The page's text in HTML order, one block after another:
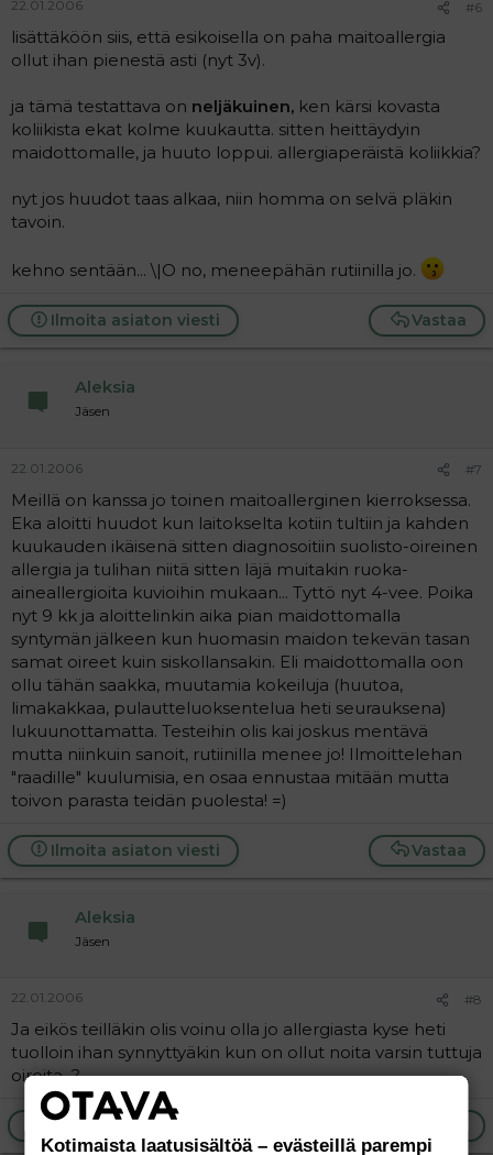
22.01.2006 #6
lisättäköön siis, että esikoisella on paha maitoallergia
ollut ihan pienestä asti (nyt 3v).
ja tämä testattava on neljäkuinen, ken kärsi kovasta
koliikista ekat kolme kuukautta. sitten heittäydyin
maidottomalle, ja huuto loppui. allergiaperäistä koliikkia?
nyt jos huudot taas alkaa, niin homma on selvä pläkin
tavoin.
kehno sentään... \|O no, meneepähän rutiinilla jo.
Vastaa
Ilmoita asiaton viesti
Aleksia
Jäsen
22.01.2006 #7
Meillä on kanssa jo toinen maitoallerginen kierroksessa.
Eka aloitti huudot kun laitokselta kotiin tultiin ja kahden
kuukauden ikäisenä sitten diagnosoitiin suolisto-oireinen
allergia ja tulihan niitä sitten läjä muitakin ruoka-
aineallergioita kuvioihin mukaan... Tyttö nyt 4-vee. Poika
nyt 9 kk ja aloittelinkin aika pian maidottomalla
syntymän jälkeen kun huomasin maidon tekevän tasan
samat oireet kuin siskollansakin. Eli maidottomalla oon
ollu tähän saakka, muutamia kokeiluja (huutoa,
limakakkaa, pulautteluoksentelua heti seurauksena)
lukuunottamatta. Testeihin olis kai joskus mentävä
mutta niinkuin sanoit, rutiinilla menee jo! Ilmoittelehan
"raadille" kuulumisia, en osaa ennustaa mitään mutta
toivon parasta teidän puolesta! =)
Vastaa
Ilmoita asiaton viesti
Aleksia
Jäsen
22.01.2006 #8
Ja eikös teilläkin olis voinu olla jo allergiasta kyse heti
tuolloin ihan synnyttyäkin kun on ollut noita varsin tuttuja
oireita...?
Ilmoita asiaton viesti
Kotimaista laatusisältöä – evästeillä parempi